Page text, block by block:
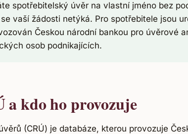
spotřebitelský úvěr na vlastní jméno bez
vaší žádosti netýká. Pro spotřebitele jsou
Českou národní bankou pro úvěrové
osob podnikajících.
a kdo ho provozuje
(CRÚ) je databáze, kterou provozuje